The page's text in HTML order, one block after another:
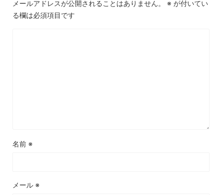
メールアドレスが公開されることはありません。 ※ が付いてい
る欄は必須項目です
名前 ※
メール ※